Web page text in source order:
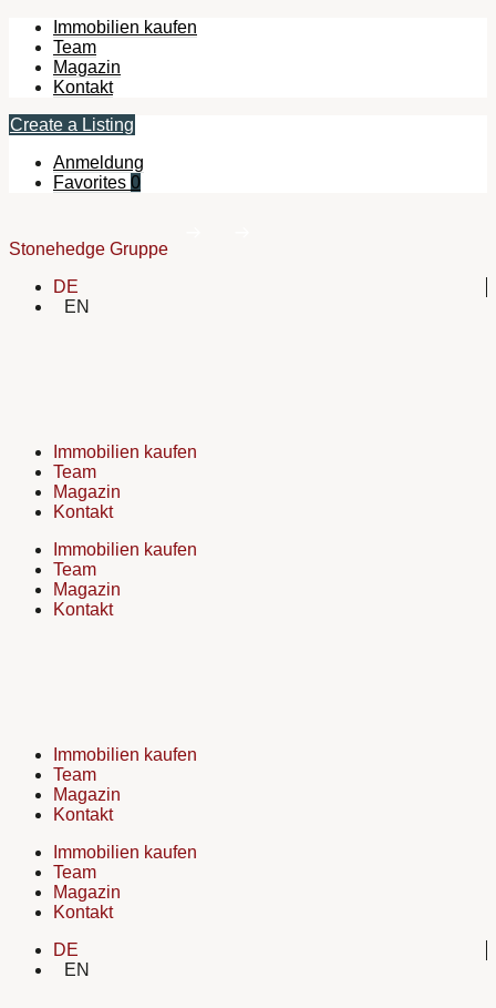
Immobilien kaufen
Team
Magazin
Kontakt
Create a Listing
Anmeldung
Favorites 0
Stonehedge Gruppe
DE
EN
Immobilien kaufen
Team
Magazin
Kontakt
Immobilien kaufen
Team
Magazin
Kontakt
Immobilien kaufen
Team
Magazin
Kontakt
Immobilien kaufen
Team
Magazin
Kontakt
DE
EN